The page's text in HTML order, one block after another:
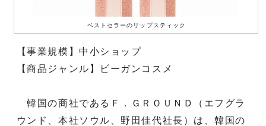
ベストセラーのリップスティック
【事業規模】中小ショップ
【商品ジャンル】ビーガンコスメ
韓国の商社であるＦ．ＧＲＯＵＮＤ（エフグラ
ウンド、本社ソウル、野田佳代社長）は、韓国の